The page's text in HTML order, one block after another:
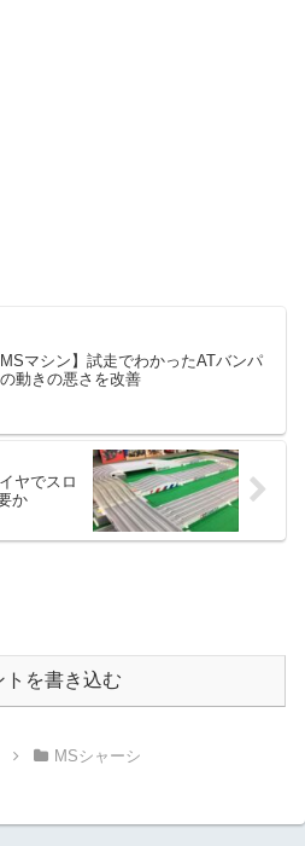
MSマシン】試走でわかったATバンパ
動きの悪さを改善
ヤでスロ
か
トを書き込む
MSシャーシ